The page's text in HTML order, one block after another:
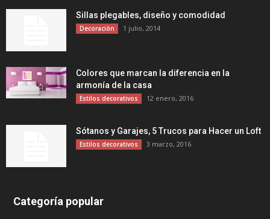
Sillas plegables, diseño y comodidad
Decoración 1 julio, 2014
Colores que marcan la diferencia en la
armonía de la casa
Estilos decorativos 12 enero, 2016
Sótanos y Garajes, 5 Trucos para Hacer un Loft
Estilos decorativos 3 marzo, 2016
Categoría popular